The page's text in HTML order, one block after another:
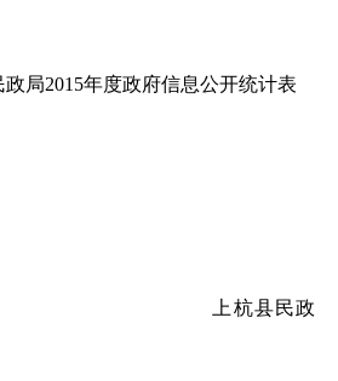
局2015年度政府信息公开统计表
县民政